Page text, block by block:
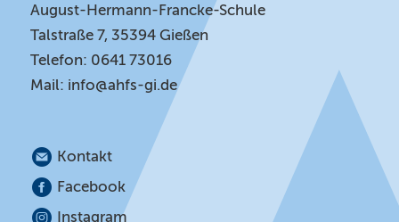
August-Hermann-Francke-Schule
Talstraße 7, 35394 Gießen
Telefon: 0641 73016
Mail: info@ahfs-gi.de
Kontakt
Facebook
Instagram